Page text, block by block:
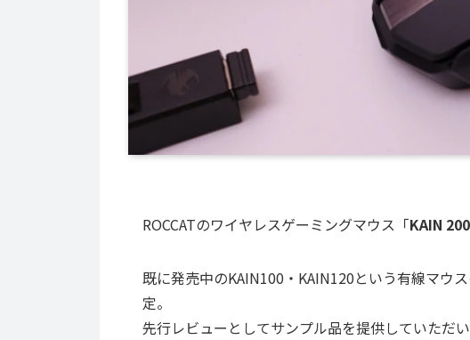
ROCCATのワイヤレスゲーミングマウス「KAIN
既に発売中のKAIN100・KAIN120という有線マウ
定。
先行レビューとしてサンプル品を提供していただ